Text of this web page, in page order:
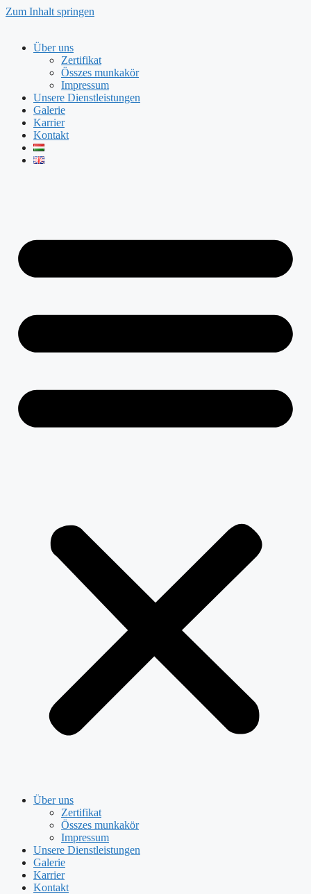
Zum Inhalt springen
Über uns
Zertifikat
Összes munkakör
Impressum
Unsere Dienstleistungen
Galerie
Karrier
Kontakt
Über uns
Zertifikat
Összes munkakör
Impressum
Unsere Dienstleistungen
Galerie
Karrier
Kontakt